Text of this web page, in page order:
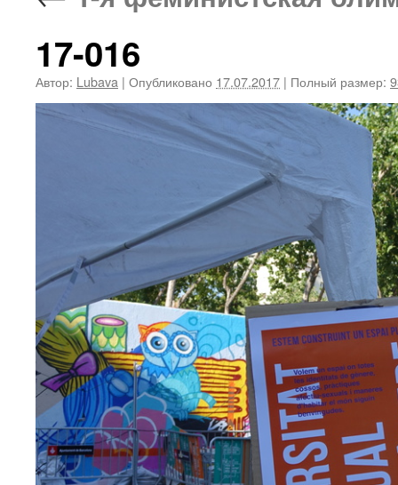
17-016
Автор: Lubava | Опубликовано 17.07.2017 | Полный размер: